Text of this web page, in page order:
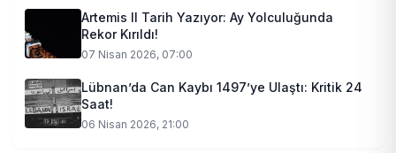
Artemis II Tarih Yazıyor: Ay Yolculuğunda
Rekor Kırıldı!
07 Nisan 2026, 07:00
Lübnan’da Can Kaybı 1497’ye Ulaştı: Kritik 24
Saat!
06 Nisan 2026, 21:00